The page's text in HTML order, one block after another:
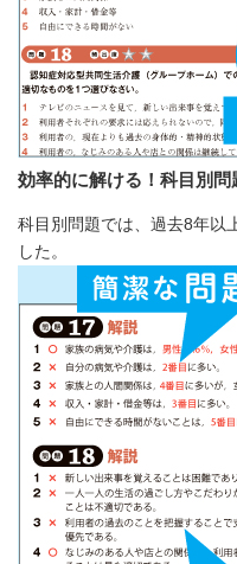
効率的に解ける！科目別問
科目別問題では、過去8年以
した。